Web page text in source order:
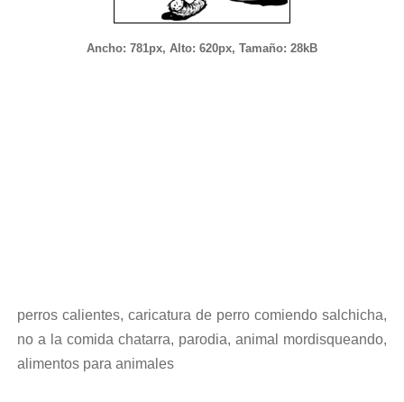
Ancho: 781px, Alto: 620px, Tamaño: 28kB
perros calientes, caricatura de perro comiendo salchicha,
no a la comida chatarra, parodia, animal mordisqueando,
alimentos para animales